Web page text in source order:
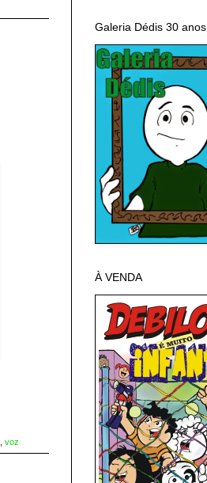
, voz
Galeria Dédis 30 anos
À VENDA